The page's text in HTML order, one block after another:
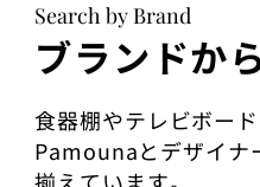
Search by Brand
ブランドか
食器棚やテレビボー
Pamounaとデザイナ